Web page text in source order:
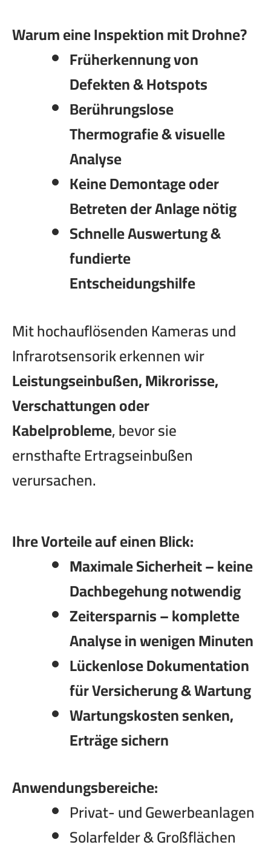
Warum eine Inspektion mit Drohne?
Früherkennung von
Defekten & Hotspots
Berührungslose
Thermografie & visuelle
Analyse
Keine Demontage oder
Betreten der Anlage nötig
Schnelle Auswertung &
fundierte
Entscheidungshilfe
Mit hochauflösenden Kameras und
Infrarotsensorik erkennen wir
Leistungseinbußen, Mikrorisse,
Verschattungen oder
Kabelprobleme, bevor sie
ernsthafte Ertragseinbußen
verursachen.
Ihre Vorteile auf einen Blick:
Maximale Sicherheit – keine
Dachbegehung notwendig
Zeitersparnis – komplette
Analyse in wenigen Minuten
Lückenlose Dokumentation
für Versicherung & Wartung
Wartungskosten senken,
Erträge sichern
Anwendungsbereiche:
Privat- und Gewerbeanlagen
Solarfelder & Großflächen